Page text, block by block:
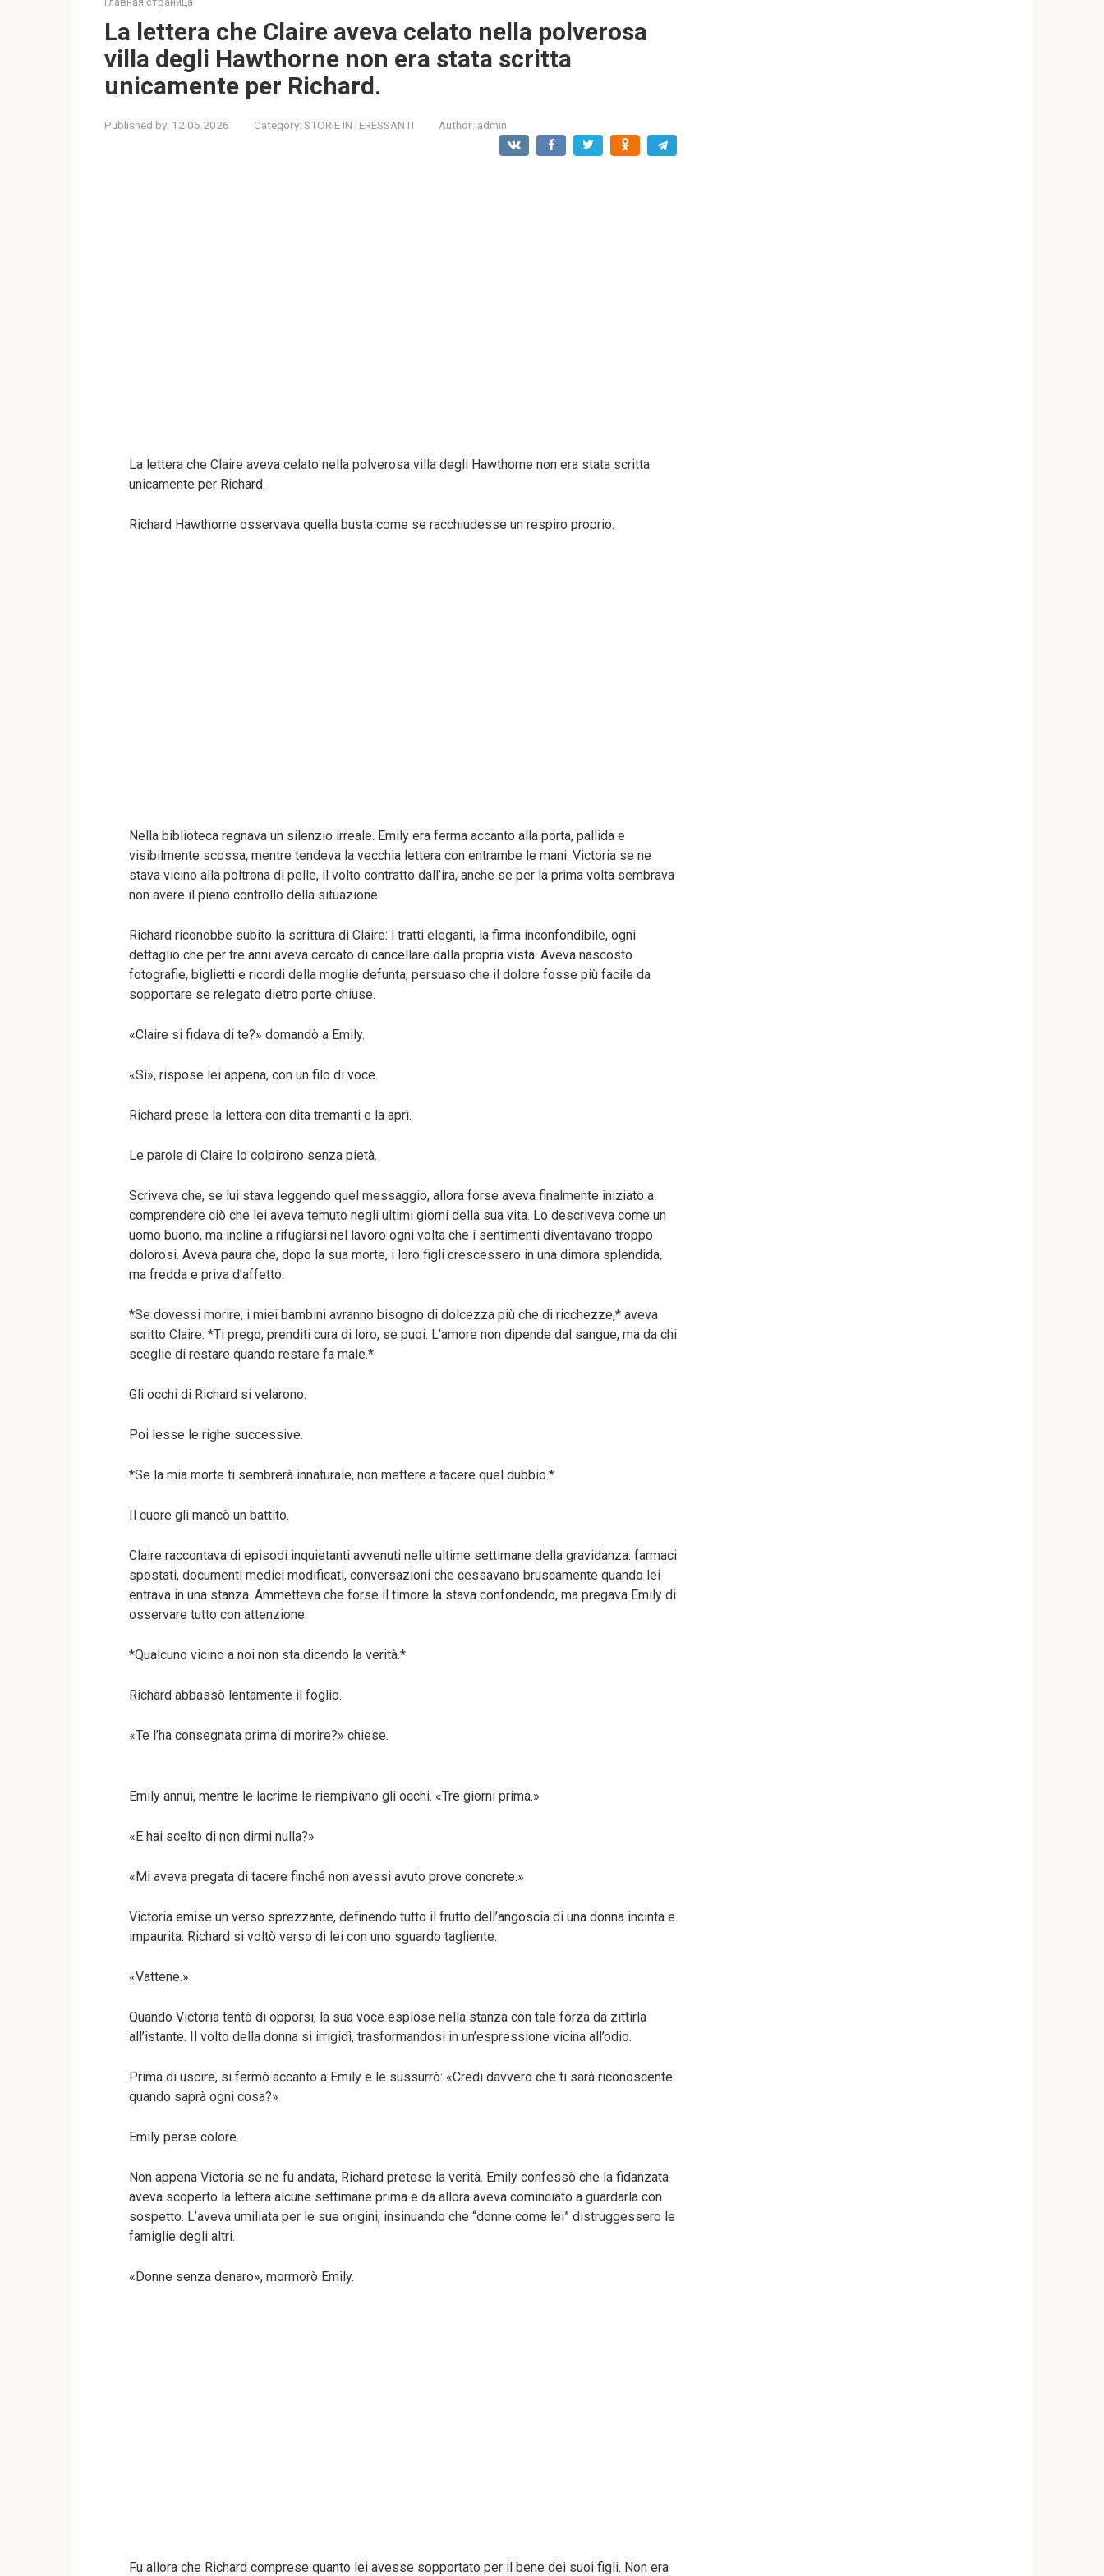
La lettera che Claire aveva celato nella polverosa
villa degli Hawthorne non era stata scritta
unicamente per Richard.
Published by: 12.05.2026 Category: STORIE INTERESSANTI Author: admin
La lettera che Claire aveva celato nella polverosa villa degli Hawthorne non era stata scritta
unicamente per Richard.
Richard Hawthorne osservava quella busta come se racchiudesse un respiro proprio.
Nella biblioteca regnava un silenzio irreale. Emily era ferma accanto alla porta, pallida e
visibilmente scossa, mentre tendeva la vecchia lettera con entrambe le mani. Victoria se ne
stava vicino alla poltrona di pelle, il volto contratto dall’ira, anche se per la prima volta sembrava
non avere il pieno controllo della situazione.
Richard riconobbe subito la scrittura di Claire: i tratti eleganti, la firma inconfondibile, ogni
dettaglio che per tre anni aveva cercato di cancellare dalla propria vista. Aveva nascosto
fotografie, biglietti e ricordi della moglie defunta, persuaso che il dolore fosse più facile da
sopportare se relegato dietro porte chiuse.
«Claire si fidava di te?» domandò a Emily.
«Sì», rispose lei appena, con un filo di voce.
Richard prese la lettera con dita tremanti e la aprì.
Le parole di Claire lo colpirono senza pietà.
Scriveva che, se lui stava leggendo quel messaggio, allora forse aveva finalmente iniziato a
comprendere ciò che lei aveva temuto negli ultimi giorni della sua vita. Lo descriveva come un
uomo buono, ma incline a rifugiarsi nel lavoro ogni volta che i sentimenti diventavano troppo
dolorosi. Aveva paura che, dopo la sua morte, i loro figli crescessero in una dimora splendida,
ma fredda e priva d’affetto.
*Se dovessi morire, i miei bambini avranno bisogno di dolcezza più che di ricchezze,* aveva
scritto Claire. *Ti prego, prenditi cura di loro, se puoi. L’amore non dipende dal sangue, ma da chi
sceglie di restare quando restare fa male.*
Gli occhi di Richard si velarono.
Poi lesse le righe successive.
*Se la mia morte ti sembrerà innaturale, non mettere a tacere quel dubbio.*
Il cuore gli mancò un battito.
Claire raccontava di episodi inquietanti avvenuti nelle ultime settimane della gravidanza: farmaci
spostati, documenti medici modificati, conversazioni che cessavano bruscamente quando lei
entrava in una stanza. Ammetteva che forse il timore la stava confondendo, ma pregava Emily di
osservare tutto con attenzione.
*Qualcuno vicino a noi non sta dicendo la verità.*
Richard abbassò lentamente il foglio.
«Te l’ha consegnata prima di morire?» chiese.
Emily annuì, mentre le lacrime le riempivano gli occhi. «Tre giorni prima.»
«E hai scelto di non dirmi nulla?»
«Mi aveva pregata di tacere finché non avessi avuto prove concrete.»
Victoria emise un verso sprezzante, definendo tutto il frutto dell’angoscia di una donna incinta e
impaurita. Richard si voltò verso di lei con uno sguardo tagliente.
«Vattene.»
Quando Victoria tentò di opporsi, la sua voce esplose nella stanza con tale forza da zittirla
all’istante. Il volto della donna si irrigidì, trasformandosi in un’espressione vicina all’odio.
Prima di uscire, si fermò accanto a Emily e le sussurrò: «Credi davvero che ti sarà riconoscente
quando saprà ogni cosa?»
Emily perse colore.
Non appena Victoria se ne fu andata, Richard pretese la verità. Emily confessò che la fidanzata
aveva scoperto la lettera alcune settimane prima e da allora aveva cominciato a guardarla con
sospetto. L’aveva umiliata per le sue origini, insinuando che “donne come lei” distruggessero le
famiglie degli altri.
«Donne senza denaro», mormorò Emily.
Fu allora che Richard comprese quanto lei avesse sopportato per il bene dei suoi figli. Non era